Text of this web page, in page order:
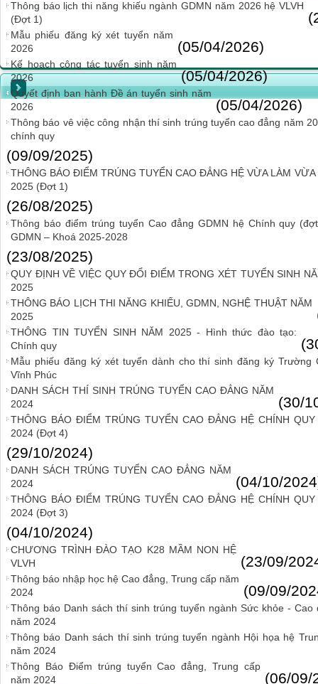
Thông báo lịch thi năng khiếu ngành GDMN năm 2026 hệ VLVH
(Đợt 1)
Mẫu phiếu đăng ký xét tuyển năm
2026
(05/04/2026)
Kế hoạch công tác tuyển sinh năm
2026
(05/04/2026)
Quyết định ban hành Đề án tuyển sinh năm
2026
(05/04/2026)
Thông báo vê việc công nhận thí sinh trúng tuyển cao đẳng năm
chính quy
(09/09/2025)
THÔNG BÁO ĐIỂM TRÚNG TUYỂN CAO ĐẲNG HỆ VỪA LÀM
2025 (Đợt 1)
(26/08/2025)
Thông báo điểm trúng tuyển Cao đẳng GDMN hệ Chính quy
GDMN – Khoá 2025-2028
(23/08/2025)
QUY ĐỊNH VỀ VIỆC QUY ĐỔI ĐIỂM TRONG XÉT TUYỂN SINH
2025
THÔNG BÁO LỊCH THI NĂNG KHIẾU, GDMN, NGHỆ THUẬT NĂM
2025
THÔNG TIN TUYỂN SINH NĂM 2025 - Hình thức đào tạo:
Chính quy
Mẫu phiếu đăng ký xét tuyển dành cho thí sinh đăng ký Trường
Vĩnh Phúc
DANH SÁCH THÍ SINH TRÚNG TUYỂN CAO ĐẲNG NĂM
2024
(30/
THÔNG BÁO ĐIỂM TRÚNG TUYỂN CAO ĐẲNG HỆ CHÍNH
2024 (Đợt 4)
(29/10/2024)
DANH SÁCH TRÚNG TUYỂN CAO ĐẲNG NĂM
2024
(04/10/
THÔNG BÁO ĐIỂM TRÚNG TUYỂN CAO ĐẲNG HỆ CHÍNH
2024 (Đợt 3)
(04/10/2024)
CHƯƠNG TRÌNH ĐÀO TẠO K28 MẦM NON HỆ
VLVH
(23/09/
Thông báo nhập học hệ Cao đẳng, Trung cấp năm
2024
(09/09/
Thông báo Danh sách thí sinh trúng tuyển ngành Sức khỏe - Cao
năm 2024
Thông báo Danh sách thí sinh trúng tuyển ngành Hội họa hệ
năm 2024
Thông Báo Điểm trúng tuyển Cao đẳng, Trung cấp
năm 2024
(06/09/